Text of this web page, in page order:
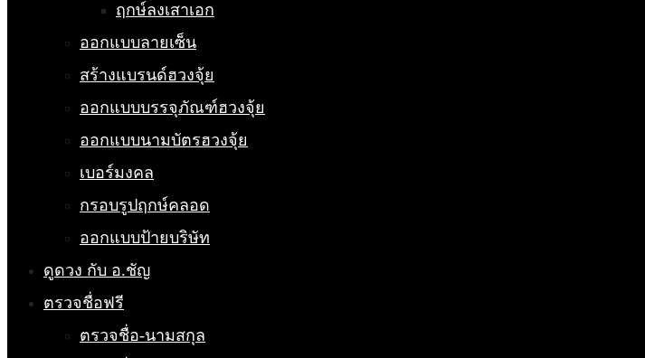
ฤกษ์ลงเสาเอก
ออกแบบลายเซ็น
สร้างแบรนด์ฮวงจุ้ย
ออกแบบบรรจุภัณฑ์ฮวงจุ้ย
ออกแบบนามบัตรฮวงจุ้ย
เบอร์มงคล
กรอบรูปฤกษ์คลอด
ออกแบบป้ายบริษัท
ดูดวง กับ อ.ชัญ
ตรวจชื่อฟรี
ตรวจชื่อ-นามสกุล